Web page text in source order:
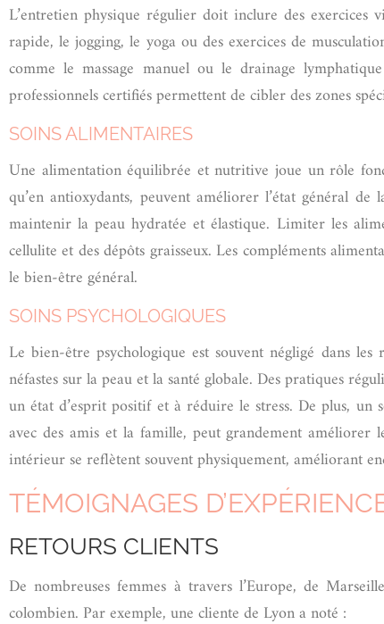
L’entretien physique régulier doit inclure des
rapide, le jogging, le yoga ou des exercices de
comme le massage manuel ou le drainage
professionnels certifiés permettent de cibler des zones
SOINS ALIMENTAIRES
Une alimentation équilibrée et nutritive joue un rôle
qu’en antioxydants, peuvent améliorer l’état général
maintenir la peau hydratée et élastique. Limiter les
cellulite et des dépôts graisseux. Les compléments
le bien-être général.
SOINS PSYCHOLOGIQUES
Le bien-être psychologique est souvent négligé dans
néfastes sur la peau et la santé globale. Des pratiques
un état d’esprit positif et à réduire le stress. De plus, un
avec des amis et la famille, peut grandement
intérieur se reflètent souvent physiquement, améliorant
TÉMOIGNAGES
RETOURS CLIENTS
De nombreuses femmes à travers l’Europe, de
colombien. Par exemple, une cliente de Lyon a noté :